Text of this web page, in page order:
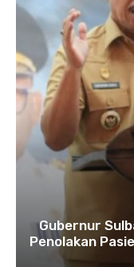
Gubernur
Penolakan